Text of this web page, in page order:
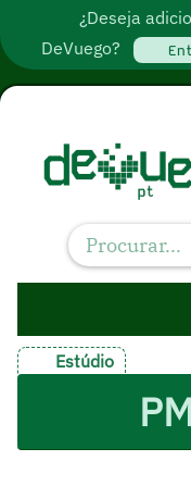
¿Deseja
DeVuego?
Estúdio